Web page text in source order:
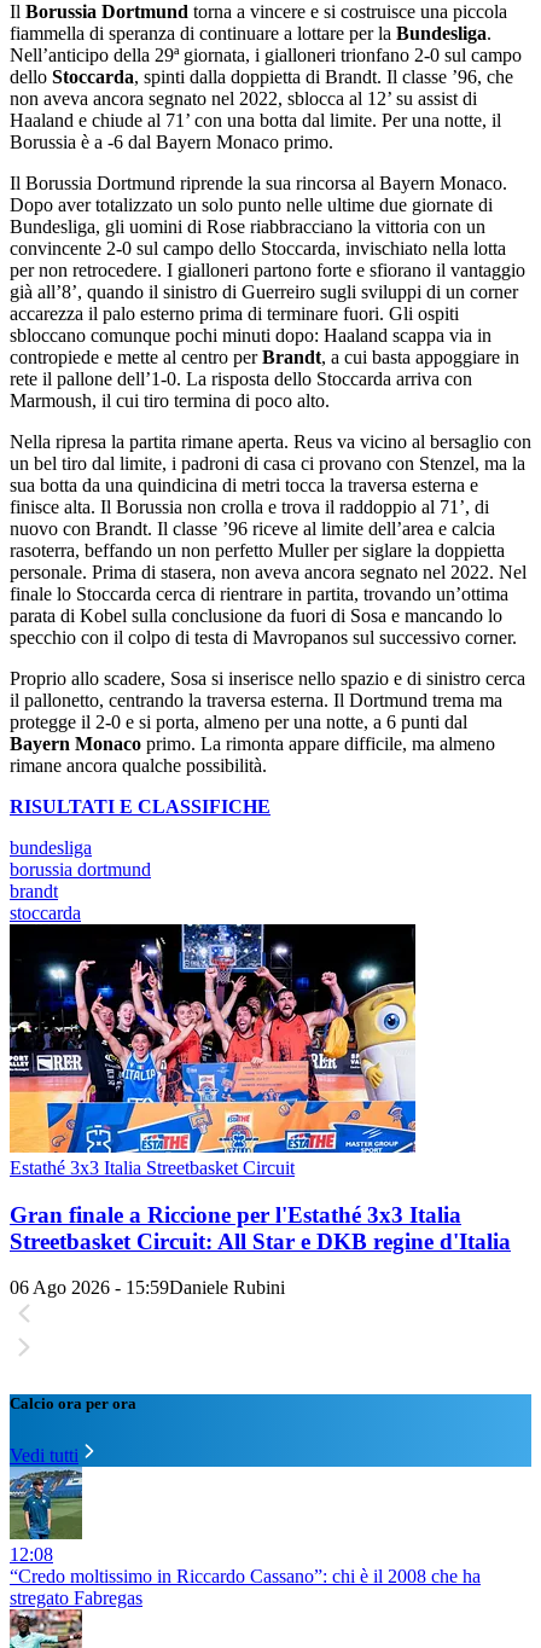
Il Borussia Dortmund torna a vincere e si costruisce una piccola
fiammella di speranza di continuare a lottare per la Bundesliga.
Nell’anticipo della 29ª giornata, i gialloneri trionfano 2-0 sul campo
dello Stoccarda, spinti dalla doppietta di Brandt. Il classe ’96, che
non aveva ancora segnato nel 2022, sblocca al 12’ su assist di
Haaland e chiude al 71’ con una botta dal limite. Per una notte, il
Borussia è a -6 dal Bayern Monaco primo.
Il Borussia Dortmund riprende la sua rincorsa al Bayern Monaco.
Dopo aver totalizzato un solo punto nelle ultime due giornate di
Bundesliga, gli uomini di Rose riabbracciano la vittoria con un
convincente 2-0 sul campo dello Stoccarda, invischiato nella lotta
per non retrocedere. I gialloneri partono forte e sfiorano il vantaggio
già all’8’, quando il sinistro di Guerreiro sugli sviluppi di un corner
accarezza il palo esterno prima di terminare fuori. Gli ospiti
sbloccano comunque pochi minuti dopo: Haaland scappa via in
contropiede e mette al centro perBrandt, a cui basta appoggiare in
rete il pallone dell’1-0. La risposta dello Stoccarda arriva con
Marmoush, il cui tiro termina di poco alto.
Nella ripresa la partita rimane aperta. Reus va vicino al bersaglio con
un bel tiro dal limite, i padroni di casa ci provano con Stenzel, ma la
sua botta da una quindicina di metri tocca la traversa esterna e
finisce alta. Il Borussia non crolla e trova il raddoppio al 71’, di
nuovo con Brandt. Il classe ’96 riceve al limite dell’area e calcia
rasoterra, beffando un non perfetto Muller per siglare la doppietta
personale. Prima di stasera, non aveva ancora segnato nel 2022. Nel
finale lo Stoccarda cerca di rientrare in partita, trovando un’ottima
parata di Kobel sulla conclusione da fuori di Sosa e mancando lo
specchio con il colpo di testa di Mavropanos sul successivo corner.
Proprio allo scadere, Sosa si inserisce nello spazio e di sinistro cerca
il pallonetto, centrando la traversa esterna. Il Dortmund trema ma
protegge il 2-0 e si porta, almeno per una notte, a 6 punti dal
Bayern Monaco primo. La rimonta appare difficile, ma almeno
rimane ancora qualche possibilità.
RISULTATI E CLASSIFICHE
bundesliga
borussia dortmund
brandt
stoccarda
Estathé 3x3 Italia Streetbasket Circuit
Gran finale a Riccione per l'Estathé 3x3 Italia
Streetbasket Circuit: All Star e DKB regine d'Italia
06 Ago 2026 - 15:59Daniele Rubini
Calcio ora per ora
Vedi tutti
12:08
“Credo moltissimo in Riccardo Cassano”: chi è il 2008 che ha
stregato Fabregas